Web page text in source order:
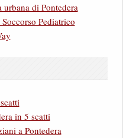
di Pontedera
Pediatrico
in 5 scatti
a Pontedera